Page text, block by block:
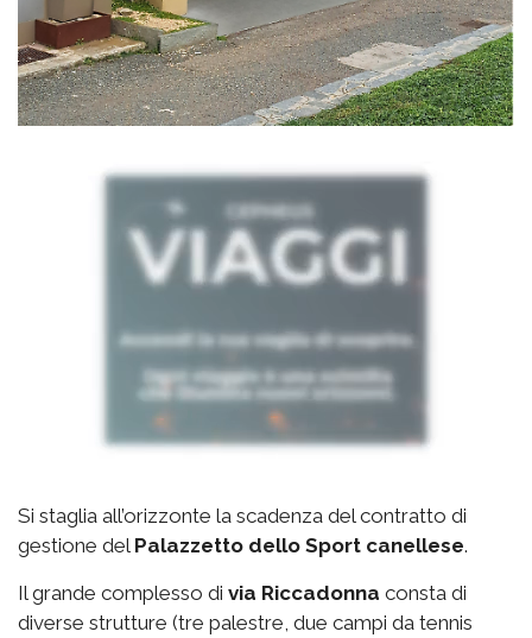
Si staglia all’orizzonte la scadenza del contratto di
gestione del Palazzetto dello Sport canellese.
Il grande complesso di via Riccadonna consta di
diverse strutture (tre palestre, due campi da tennis